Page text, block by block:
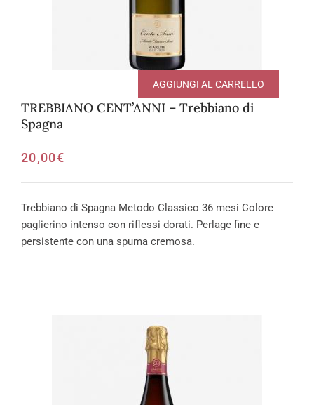
TREBBIANO CENT’ANNI – Trebbiano di
Spagna
20,00€
AGGIUNGI AL CARRELLO
Trebbiano di Spagna Metodo Classico 36 mesi Colore
paglierino intenso con riflessi dorati. Perlage fine e
persistente con una spuma cremosa.